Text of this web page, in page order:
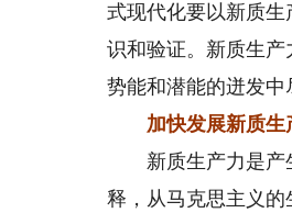
式现代化要以新质
识和验证。新质生
势能和潜能的迸发中
加快发展新质生
新质生产力是产生
释，从马克思主义